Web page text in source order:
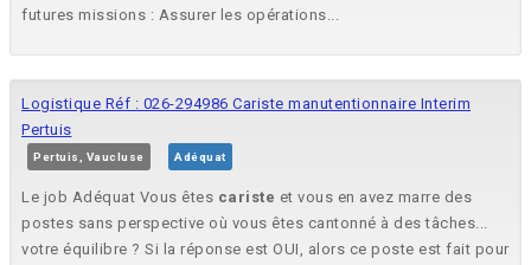
futures missions : Assurer les opérations...
Logistique Réf : 026-294986 Cariste manutentionnaire Interim
Pertuis
Pertuis, Vaucluse Adéquat
Le job Adéquat Vous êtes cariste et vous en avez marre des
postes sans perspective où vous êtes cantonné à des tâches...
votre équilibre ? Si la réponse est OUI, alors ce poste est fait pour